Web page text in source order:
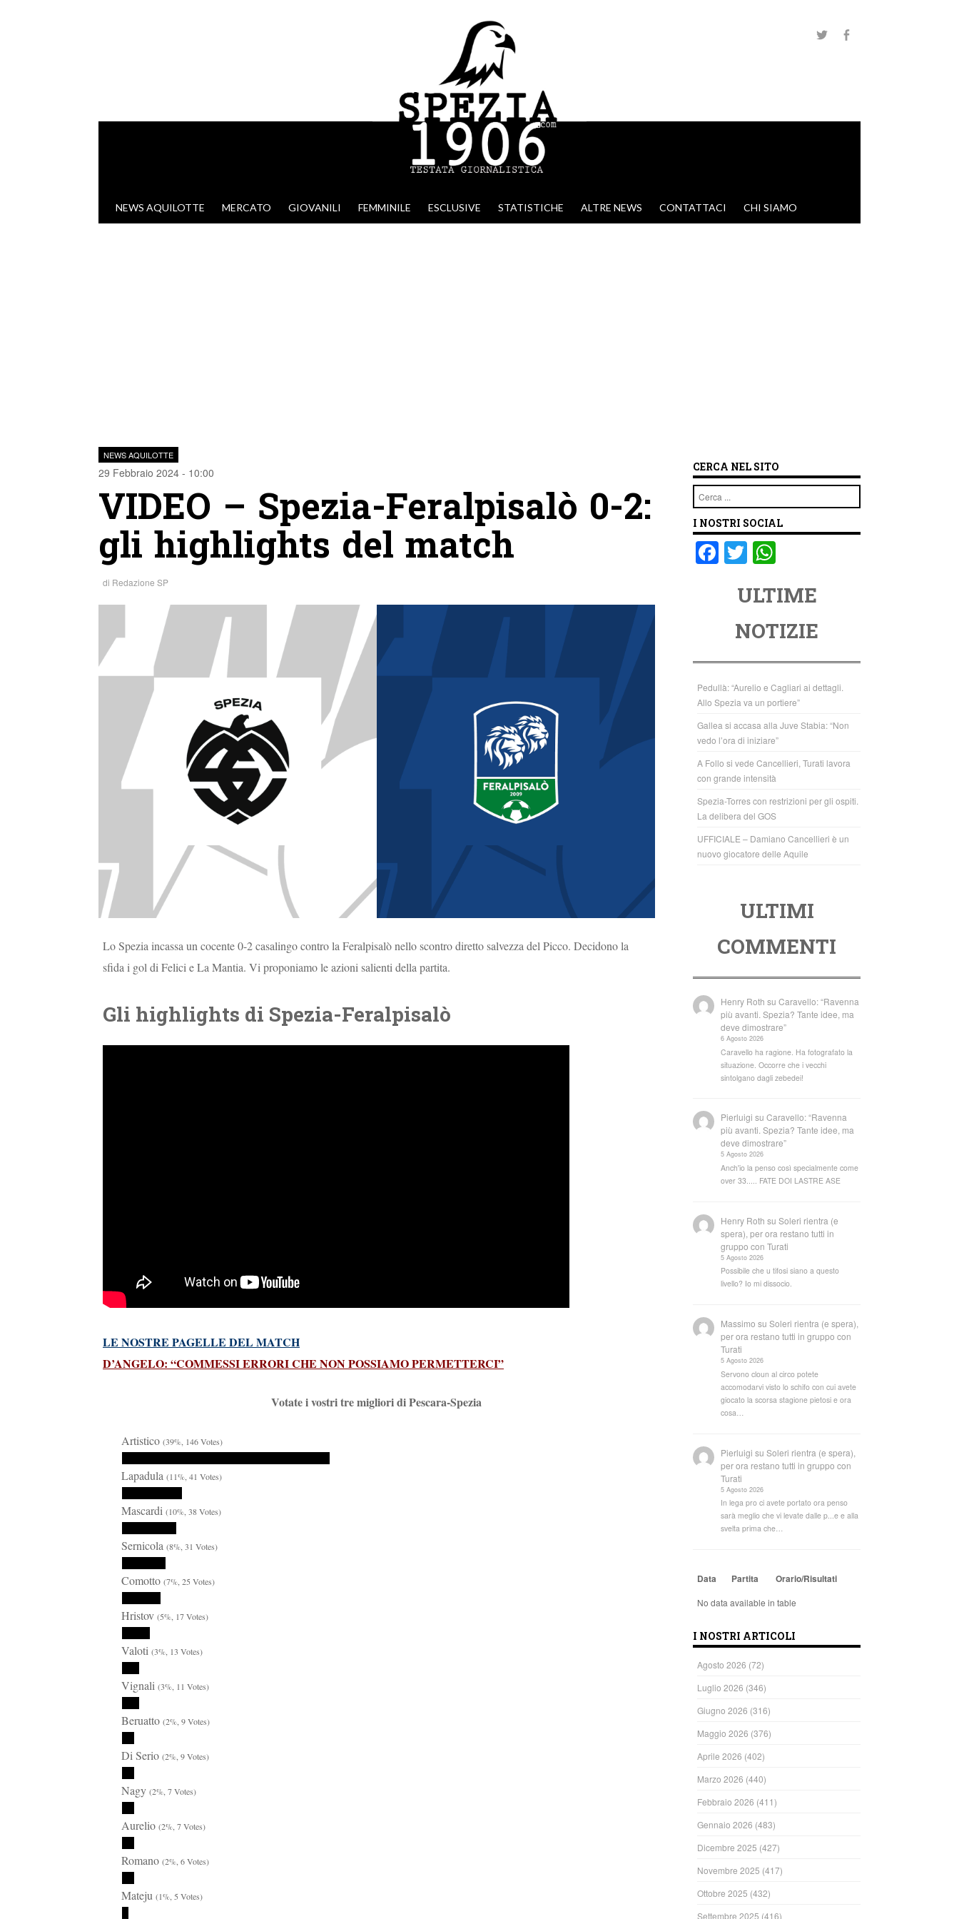
VAI AL CONTENUTO
NEWS AQUILOTTE MERCATO GIOVANILI FEMMINILE ESCLUSIVE STATISTICHE ALTRE NEWS CONTATTACI CHI SIAMO
NEWS AQUILOTTE
29 Febbraio 2024 - 10:00
VIDEO – Spezia-Feralpisalò 0-2:
gli highlights del match
di Redazione SP
Lo Spezia incassa un cocente 0-2 casalingo contro la Feralpisalò nello scontro diretto salvezza del Picco. Decidono la
sfida i gol di Felici e La Mantia. Vi proponiamo le azioni salienti della partita.
Gli highlights di Spezia-Feralpisalò
LE NOSTRE PAGELLE DEL MATCH
D’ANGELO: “COMMESSI ERRORI CHE NON POSSIAMO PERMETTERCI”
Votate i vostri tre migliori di Pescara-Spezia
Artistico (39%, 146 Votes)
Lapadula (11%, 41 Votes)
Mascardi (10%, 38 Votes)
Sernicola (8%, 31 Votes)
Comotto (7%, 25 Votes)
Hristov (5%, 17 Votes)
Valoti (3%, 13 Votes)
Vignali (3%, 11 Votes)
Beruatto (2%, 9 Votes)
Di Serio (2%, 9 Votes)
Nagy (2%, 7 Votes)
Aurelio (2%, 7 Votes)
Romano (2%, 6 Votes)
Mateju (1%, 5 Votes)
CERCA NEL SITO
Cerca
I NOSTRI SOCIAL
F
o
o
k
T
tt
er
at
s
A
p
p
ULTIME
NOTIZIE
Pedullà: “Aurelio e Cagliari ai dettagli.
Allo Spezia va un portiere”
Gallea si accasa alla Juve Stabia: “Non
vedo l’ora di iniziare”
A Follo si vede Cancellieri, Turati lavora
con grande intensità
Spezia-Torres con restrizioni per gli ospiti.
La delibera del GOS
UFFICIALE – Damiano Cancellieri è un
nuovo giocatore delle Aquile
ULTIMI
COMMENTI
Henry Roth suCaravello: “Ravenna
più avanti. Spezia? Tante idee, ma
deve dimostrare”
6 Agosto 2026
Caravello ha ragione. Ha fotografato la
situazione. Occorre che i vecchi
sintolgano dagli zebedei!
Pierluigi suCaravello: “Ravenna
più avanti. Spezia? Tante idee, ma
deve dimostrare”
5 Agosto 2026
Anch'io la penso così specialmente come
over 33..... FATE DOI LASTRE ASE
Henry Roth suSoleri rientra (e
spera), per ora restano tutti in
gruppo con Turati
5 Agosto 2026
Possibile che u tifosi siano a questo
livello? Io mi dissocio.
Massimo suSoleri rientra (e spera),
per ora restano tutti in gruppo con
Turati
5 Agosto 2026
Servono cloun al circo potete
accomodarvi visto lo schifo con cui avete
giocato la scorsa stagione pietosi e ora
cosa…
Pierluigi suSoleri rientra (e spera),
per ora restano tutti in gruppo con
Turati
5 Agosto 2026
In lega pro ci avete portato ora penso
sarà meglio che vi levate dalle p...e e alla
svelta prima che…
Data Partita Orario/Risultati
No data available in table
I NOSTRI ARTICOLI
Agosto 2026 (72)
Luglio 2026 (346)
Giugno 2026 (316)
Maggio 2026 (376)
Aprile 2026 (402)
Marzo 2026 (440)
Febbraio 2026 (411)
Gennaio 2026 (483)
Dicembre 2025 (427)
Novembre 2025 (417)
Ottobre 2025 (432)
Settembre 2025 (416)